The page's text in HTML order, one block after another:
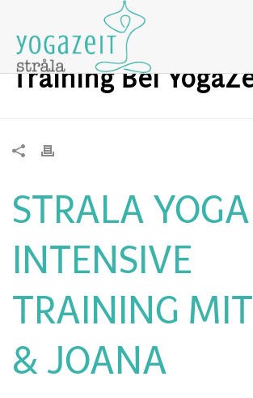
Strala Yoga Intensive
Training Bei
STRALA YOGA
INTENSIVE
TRAINING
& JOANA